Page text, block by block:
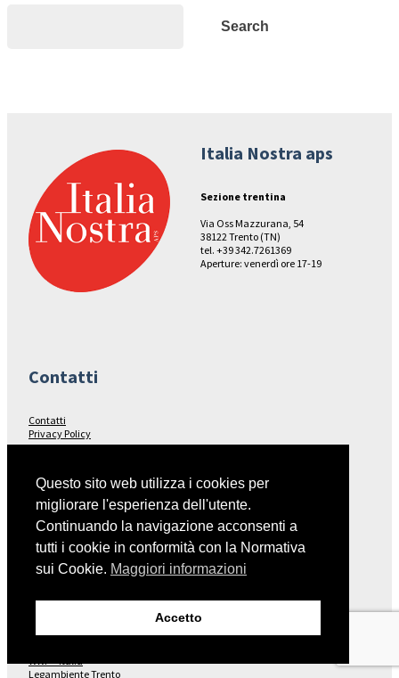
Search
Italia Nostra aps
Sezione trentina
Via Oss Mazzurana, 54
38122 Trento (TN)
tel. +39 342.7261369
Aperture: venerdì ore 17-19
Contatti
Contatti
Privacy Policy
Seguici su…
Facebook
Italia Nostra – Sito Nazionale
WWF – Italia
Legambiente Trento
Questo sito web utilizza i cookies per
migliorare l'esperienza dell'utente.
Continuando la navigazione acconsenti a
tutti i cookie in conformità con la Normativa
sui Cookie. Maggiori informazioni
Accetto